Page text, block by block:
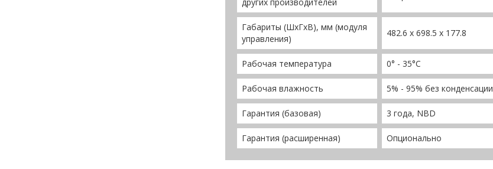
Габариты (ШхГхВ), мм (модуля
управления)
482.6 x 698.5 x 177.8
Рабочая температура 0° - 35°C
Рабочая влажность 5% - 95% без конденсации
Гарантия (базовая) 3 года, NBD
Гарантия (расширенная) Опционально